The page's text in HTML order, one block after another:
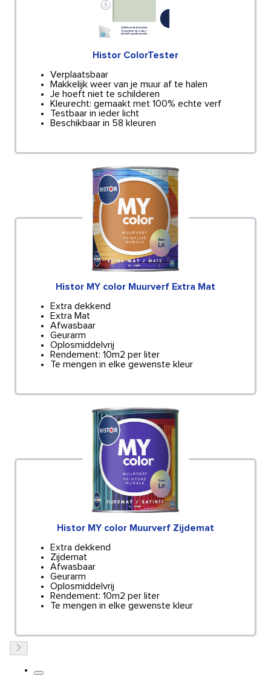
Histor ColorTester
Verplaatsbaar
Makkelijk weer van je muur af te halen
Je hoeft niet te schilderen
Kleurecht: gemaakt met 100% echte verf
Testbaar in ieder licht
Beschikbaar in 58 kleuren
Histor MY color Muurverf Extra Mat
Extra dekkend
Extra Mat
Afwasbaar
Geurarm
Oplosmiddelvrij
Rendement: 10m2 per liter
Te mengen in elke gewenste kleur
Histor MY color Muurverf Zijdemat
Extra dekkend
Zijdemat
Afwasbaar
Geurarm
Oplosmiddelvrij
Rendement: 10m2 per liter
Te mengen in elke gewenste kleur